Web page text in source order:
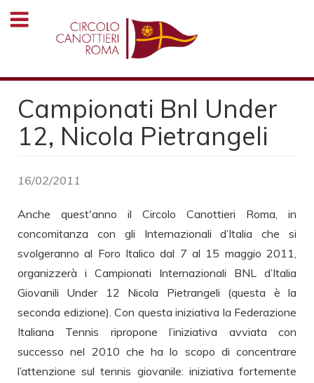
Salta
Campionati Bnl Under
12, Nicola Pietrangeli
16/02/2011
Anche quest'anno il Circolo Canottieri Roma, in
concomitanza con gli Internazionali d’Italia che si
svolgeranno al Foro Italico dal 7 al 15 maggio 2011,
organizzerà i Campionati Internazionali BNL d’Italia
Giovanili Under 12 Nicola Pietrangeli (questa è la
seconda edizione). Con questa iniziativa la Federazione
Italiana Tennis ripropone l’iniziativa avviata con
successo nel 2010 che ha lo scopo di concentrare
l’attenzione sul tennis giovanile: iniziativa fortemente